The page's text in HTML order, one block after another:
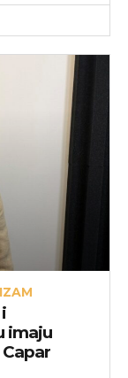
imaju